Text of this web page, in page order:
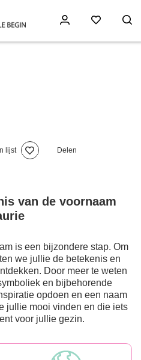
lijst Delen
van de voornaam
is een bijzondere stap. Om
we jullie de betekenis en
Door meer te weten
en bijbehorende
opdoen en een naam
jullie mooi vinden en die iets
voor jullie gezin.